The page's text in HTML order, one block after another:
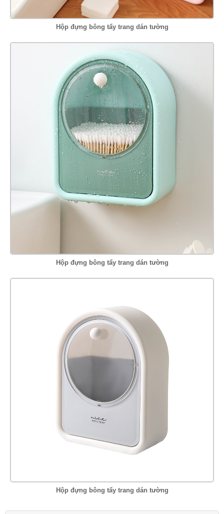
Hộp đựng bông tẩy trang dán tường
Hộp đựng bông tẩy trang dán tường
Hộp đựng bông tẩy trang dán tường